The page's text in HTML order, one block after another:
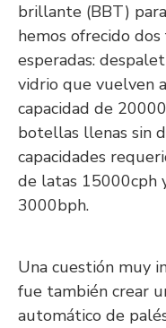
brillante (BBT)
hemos ofrecido
esperadas:
vidrio que vuelven
capacidad de
botellas llenas sin
capacidades
de latas 15000cph
3000bph.
Una cuestión muy
fue también crear
automático de